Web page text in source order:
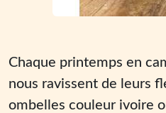
Chaque printemps en
nous ravissent de leurs
ombelles couleur ivoire